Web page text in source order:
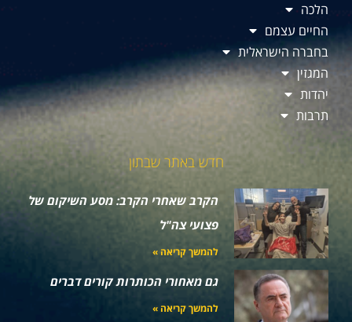
הלכה
החיים עצמם
בחברה הישראלית
המגזין
יהדות
תרבות
חדש באתר שבתון
הקרב שאחרי הקרב: מסע השיקום של
פצועי צה"ל
להמשך קריאה »
גם מאחורי הכותרות קורים דברים
להמשך קריאה »